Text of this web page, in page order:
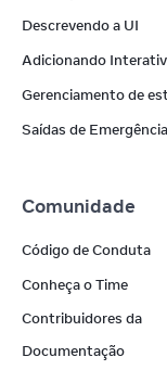
Descrevendo a UI
Adicionando
Gerenciamento de
Saídas de Emergência
Comunidade
Código de Conduta
Conheça o Time
Contribuidores da
Documentação